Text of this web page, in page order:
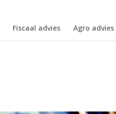
Fiscaal advies Agro advies